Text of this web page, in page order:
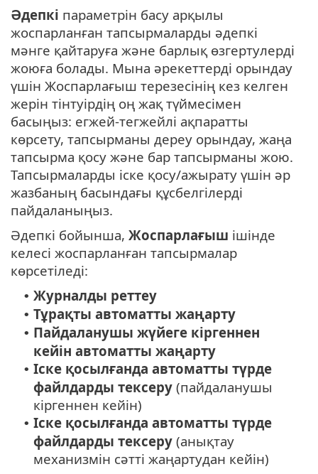
Әдепкі параметрін басу арқылы
жоспарланған тапсырмаларды әдепкі
мәнге қайтаруға және барлық өзгертулерді
жоюға болады. Мына әрекеттерді орындау
үшін Жоспарлағыш терезесінің кез келген
жерін тінтуірдің оң жақ түймесімен
басыңыз: егжей-тегжейлі ақпаратты
көрсету, тапсырманы дереу орындау, жаңа
тапсырма қосу және бар тапсырманы жою.
Тапсырмаларды іске қосу/ажырату үшін әр
жазбаның басындағы құсбелгілерді
пайдаланыңыз.
Әдепкі бойынша, Жоспарлағыш ішінде
келесі жоспарланған тапсырмалар
көрсетіледі:
• Журналды реттеу
• Тұрақты автоматты жаңарту
• Пайдаланушы жүйеге кіргеннен
кейін автоматты жаңарту
• Іске қосылғанда автоматты түрде
файлдарды тексеру (пайдаланушы
кіргеннен кейін)
• Іске қосылғанда автоматты түрде
файлдарды тексеру (анықтау
механизмін сәтті жаңартудан кейін)